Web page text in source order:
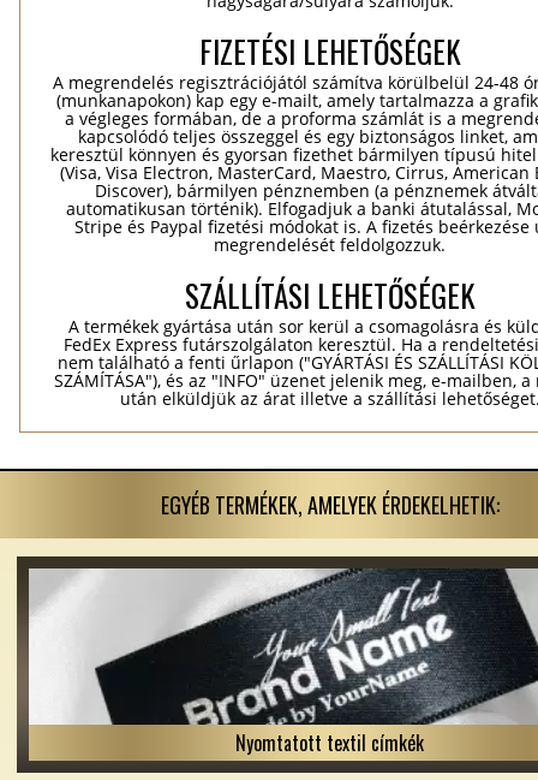
FIZETÉSI LEHETŐSÉGEK
A megrendelés regisztrációjától számítva körülbelül 24-48
(munkanapokon) kap egy e-mailt, amely tartalmazza a
a végleges formában, de a proforma számlát is a
kapcsolódó teljes összeggel és egy biztonságos linket,
keresztül könnyen és gyorsan fizethet bármilyen típusú
(Visa, Visa Electron, MasterCard, Maestro, Cirrus, American
Discover), bármilyen pénznemben (a pénznemek
automatikusan történik). Elfogadjuk a banki átutalással,
Stripe és Paypal fizetési módokat is. A fizetés beérkezése
megrendelését feldolgozzuk.
SZÁLLÍTÁSI LEHETŐSÉGEK
A termékek gyártása után sor kerül a csomagolásra és
FedEx Express futárszolgálaton keresztül. Ha a
nem található a fenti űrlapon ("GYÁRTÁSI ÉS SZÁLLÍTÁSI
SZÁMÍTÁSA"), és az "INFO" üzenet jelenik meg, e-mailben,
után elküldjük az árat illetve a szállítási
EGYÉB TERMÉKEK, AMELYEK ÉRDEKELHETIK:
Nyomtatott textil címkék